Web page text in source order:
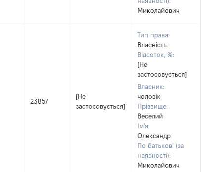
Миколайович
23857
[Не
застосовується]
Тип права:
Власність
Відсоток, %:
[Не
застосовується]
Власник:
чоловік
Прізвище:
Веселий
Ім'я:
Олександр
По батькові (за
наявності):
Миколайович